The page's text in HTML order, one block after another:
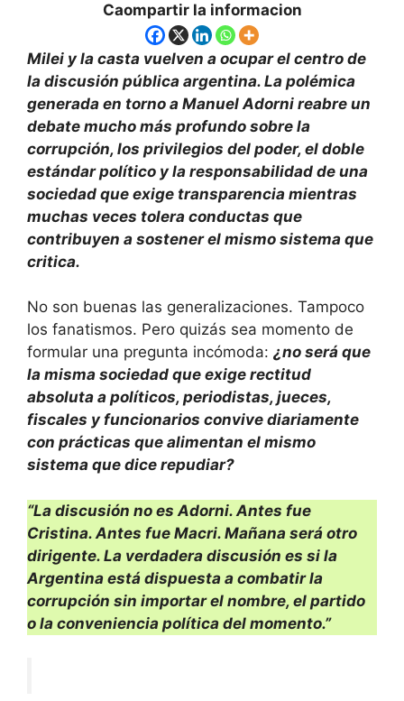
Caompartir la informacion
Milei y la casta vuelven a ocupar el centro de
la discusión pública argentina. La polémica
generada en torno a Manuel Adorni reabre un
debate mucho más profundo sobre la
corrupción, los privilegios del poder, el doble
estándar político y la responsabilidad de una
sociedad que exige transparencia mientras
muchas veces tolera conductas que
contribuyen a sostener el mismo sistema que
critica.
No son buenas las generalizaciones. Tampoco
los fanatismos. Pero quizás sea momento de
formular una pregunta incómoda: ¿no será que
la misma sociedad que exige rectitud
absoluta a políticos, periodistas, jueces,
fiscales y funcionarios convive diariamente
con prácticas que alimentan el mismo
sistema que dice repudiar?
“La discusión no es Adorni. Antes fue
Cristina. Antes fue Macri. Mañana será otro
dirigente. La verdadera discusión es si la
Argentina está dispuesta a combatir la
corrupción sin importar el nombre, el partido
o la conveniencia política del momento.”